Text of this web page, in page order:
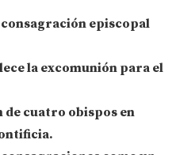
episcopal
la excomunión para el
cuatro obispos en